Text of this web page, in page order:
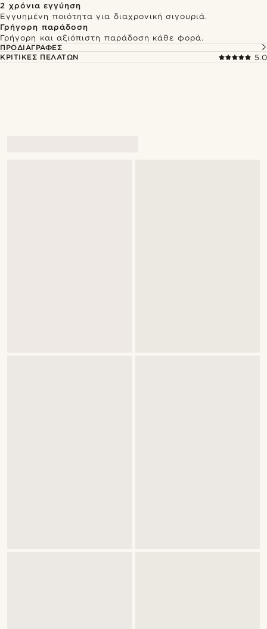
2 χρόνια εγγύηση
Εγγυημένη ποιότητα για διαχρονική σιγουριά.
Γρήγορη παράδοση
Γρήγορη και αξιόπιστη παράδοση κάθε φορά.
ΠΡΟΔΙΑΓΡΑΦΈΣ
ΚΡΙΤΙΚΈΣ ΠΕΛΑΤΏΝ
5.0